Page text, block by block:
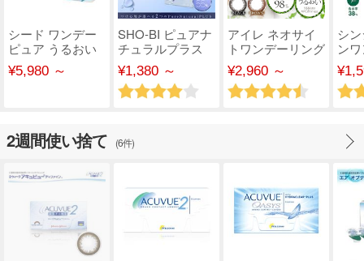
シード ワンデー
ピュア うるおい
プラス 96枚パッ
ク
¥5,980 ～
SHO-BI ピュアナ
チュラルプラス
55%UVM
¥1,380 ～
アイレ ネオサイ
トワンデーリング
UV 30枚入
¥2,960 ～
シ
ン
38
2週間使い捨て (6件)